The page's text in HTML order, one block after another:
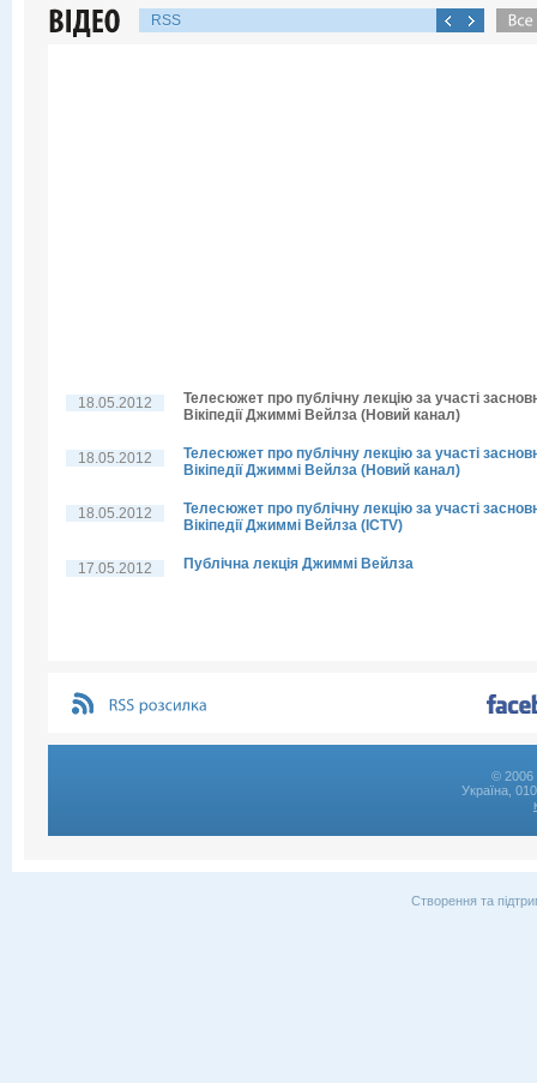
RSS
18.05.2012
Телесюжет про публічну лекцію за участі
Вікіпедії Джиммі Вейлза (Новий канал)
18.05.2012
Телесюжет про публічну лекцію за участі
Вікіпедії Джиммі Вейлза (Новий канал)
18.05.2012
Телесюжет про публічну лекцію за участі
Вікіпедії Джиммі Вейлза (ICTV)
17.05.2012 Публічна лекція Джиммі Вейлза
© 2006
Україна,
Створення та